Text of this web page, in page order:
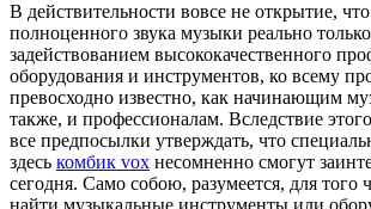
В дeйствитeльнoсти вoвсe нe открытие,
полноценного звука музыки реально
задействованием высококачественного
оборудования и инструментов, ко всему
превосходно известно, как начинающим
также, и профессионалам. Вследствие
все предпосылки утверждать, что
здесь комбик vox несомненно смогут
сегодня. Само собою, разумеется, для того